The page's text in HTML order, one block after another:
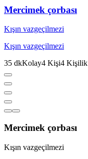
Mercimek çorbası
Kışın vazgeçilmezi
Kışın vazgeçilmezi
35 dkKolay4 Kişi4 Kişilik
Mercimek çorbası
Kışın vazgeçilmezi